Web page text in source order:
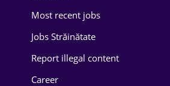
Most recent jobs
Jobs Străinătate
Report illegal content
Career